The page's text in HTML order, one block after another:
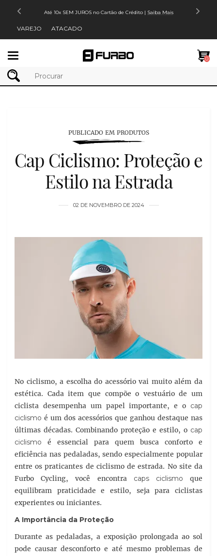
Até 10x SEM JUROS no Cartão de Crédito | Saiba Mais
VAREJO ATACADO
0
PUBLICADO EM PRODUTOS
Cap Ciclismo: Proteção e
Estilo na Estrada
02 DE NOVEMBRO DE 2024
No ciclismo, a escolha do acessório vai muito além da
estética. Cada item que compõe o vestuário de um
ciclista desempenha um papel importante, e o cap
ciclismo é um dos acessórios que ganhou destaque nas
últimas décadas. Combinando proteção e estilo, o cap
ciclismo é essencial para quem busca conforto e
eficiência nas pedaladas, sendo especialmente popular
entre os praticantes de ciclismo de estrada. No site da
Furbo Cycling, você encontra caps ciclismo que
equilibram praticidade e estilo, seja para ciclistas
experientes ou iniciantes.
A Importância da Proteção
Durante as pedaladas, a exposição prolongada ao sol
pode causar desconforto e até mesmo problemas de